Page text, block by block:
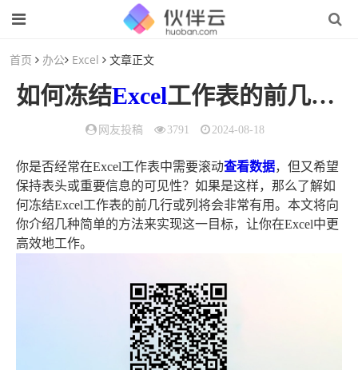
首页 办公 Excel 文章正文
如何冻结Excel工作表的前几行或列？
网友投稿 3791 2024-08-18
你是否经常在Excel工作表中需要滚动查看数据，但又希望
保持表头或重要信息的可见性？如果是这样，那么了解如
何冻结Excel工作表的前几行或列将会非常有用。本文将向
你介绍几种简单的方法来实现这一目标，让你在Excel中更
高效地工作。